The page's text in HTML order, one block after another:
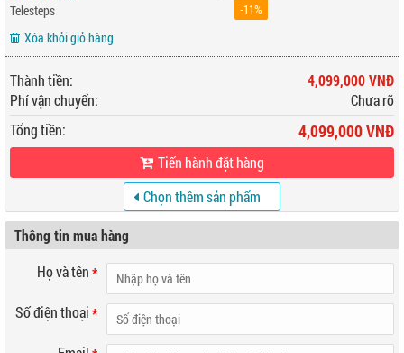
Telesteps
Xóa khỏi giỏ hàng
-11%
Thành tiền:
4,099,000 VNĐ
Phí vận chuyển:
Chưa rõ
Tổng tiền:
4,099,000 VNĐ
Tiến hành đặt hàng
Chọn thêm sản phẩm
khác
Thông tin mua hàng
Họ và tên*
Số điện thoại*